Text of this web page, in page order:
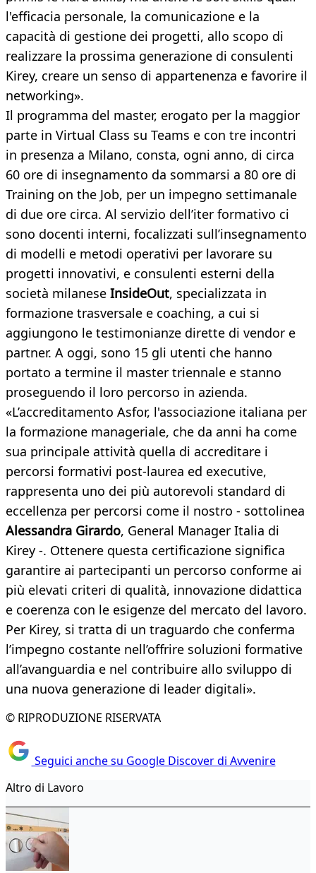
l'efficacia personale, la comunicazione e la
capacità di gestione dei progetti, allo scopo di
realizzare la prossima generazione di consulenti
Kirey, creare un senso di appartenenza e favorire il
networking».
Il programma del master, erogato per la maggior
parte in Virtual Class su Teams e con tre incontri
in presenza a Milano, consta, ogni anno, di circa
60 ore di insegnamento da sommarsi a 80 ore di
Training on the Job, per un impegno settimanale
di due ore circa. Al servizio dell’iter formativo ci
sono docenti interni, focalizzati sull’insegnamento
di modelli e metodi operativi per lavorare su
progetti innovativi, e consulenti esterni della
società milanese InsideOut, specializzata in
formazione trasversale e coaching, a cui si
aggiungono le testimonianze dirette di vendor e
partner. A oggi, sono 15 gli utenti che hanno
portato a termine il master triennale e stanno
proseguendo il loro percorso in azienda.
«L’accreditamento Asfor, l'associazione italiana per
la formazione manageriale, che da anni ha come
sua principale attività quella di accreditare i
percorsi formativi post-laurea ed executive,
rappresenta uno dei più autorevoli standard di
eccellenza per percorsi come il nostro - sottolinea
Alessandra Girardo, General Manager Italia di
Kirey -. Ottenere questa certificazione significa
garantire ai partecipanti un percorso conforme ai
più elevati criteri di qualità, innovazione didattica
e coerenza con le esigenze del mercato del lavoro.
Per Kirey, si tratta di un traguardo che conferma
l’impegno costante nell’offrire soluzioni formative
all’avanguardia e nel contribuire allo sviluppo di
una nuova generazione di leader digitali».
© RIPRODUZIONE RISERVATA
Seguici anche su Google Discover di Avvenire
Altro di Lavoro